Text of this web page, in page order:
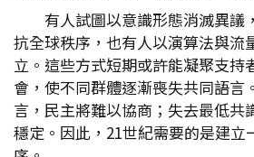
有人試圖以意識形態消滅異議
抗全球秩序，也有人以演算法與流
立。這些方式短期或許能凝聚支持
會，使不同群體逐漸喪失共同語言
言，民主將難以協商；失去最低共
穩定。因此，21世紀需要的是建立